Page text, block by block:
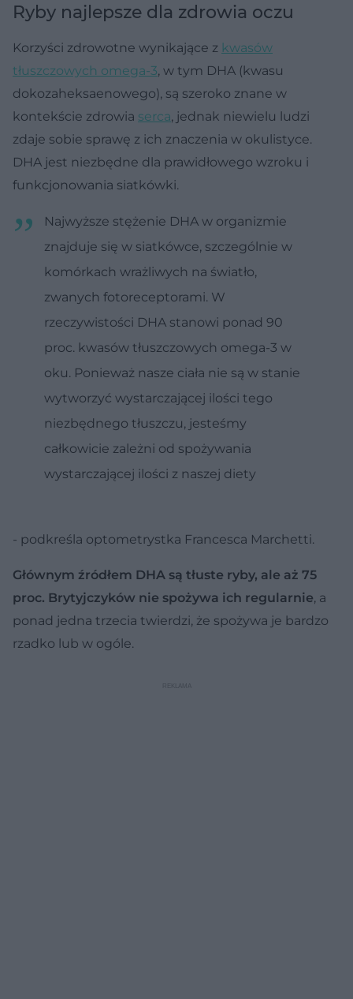
Ryby najlepsze dla zdrowia oczu
Korzyści zdrowotne wynikające z kwasów
tłuszczowych omega-3, w tym DHA (kwasu
dokozaheksaenowego), są szeroko znane w
kontekście zdrowia serca, jednak niewielu ludzi
zdaje sobie sprawę z ich znaczenia w okulistyce.
DHA jest niezbędne dla prawidłowego wzroku i
funkcjonowania siatkówki.
Najwyższe stężenie DHA w organizmie
znajduje się w siatkówce, szczególnie w
komórkach wrażliwych na światło,
zwanych fotoreceptorami. W
rzeczywistości DHA stanowi ponad 90
proc. kwasów tłuszczowych omega-3 w
oku. Ponieważ nasze ciała nie są w stanie
wytworzyć wystarczającej ilości tego
niezbędnego tłuszczu, jesteśmy
całkowicie zależni od spożywania
wystarczającej ilości z naszej diety
- podkreśla optometrystka Francesca Marchetti.
Głównym źródłem DHA są tłuste ryby, ale aż 75
proc. Brytyjczyków nie spożywa ich regularnie, a
ponad jedna trzecia twierdzi, że spożywa je bardzo
rzadko lub w ogóle.